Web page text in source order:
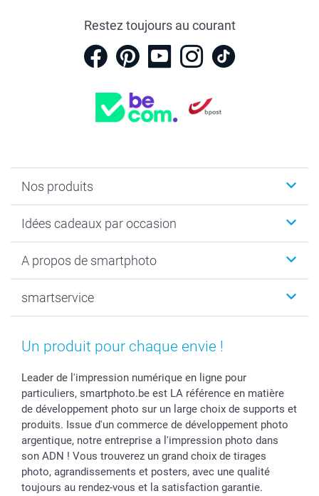
Restez toujours au courant
Nos produits
Cadeaux photo
Tirage photo & agrandissement
MyNameBook
Stickers & Etiquettes
Cadres photo, accessoires déco & bonbons
Calendrier photos & Agendas photo
Dénicheur d'idées cadeau
Idées cadeaux par occasion
Anniversaire
Fin d'études
Naissance & baptême
Fête des Pères
Toussaint
Rentrée des classes
Communion
Saint-Valentin
Vacances
A propos de smartphoto
Durabilité
Conditions
Droit de rétraction
Plaintes
Conditions générales
Vie privée
Gestion des cookies
Tarifs
Investisseurs
Droit de rétractation
smartservice
smartgarantie
smartbonus
smartfriends
Modes de paiement
Modes de livraison
Grandes Quantités
Statut de ma commande
Un produit pour chaque envie !
Leader de l'impression numérique en ligne pour
particuliers, smartphoto.be est LA référence en matière
de développement photo sur un large choix de supports et
produits. Issue d'un commerce de développement photo
argentique, notre entreprise a l'impression photo dans
son ADN ! Vous trouverez un grand choix de tirages
photo, agrandissements et posters, avec une qualité
toujours au rendez-vous et la satisfaction garantie.